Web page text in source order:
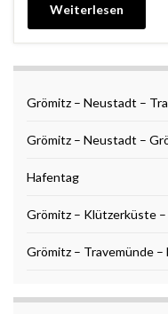
Weiterlesen
Grömitz – Neustadt –
Grömitz – Neustadt –
Hafentag
Grömitz – Klützerküste
Grömitz – Travemünde